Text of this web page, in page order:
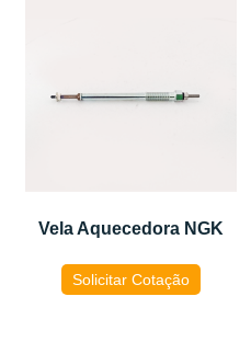
Vela Aquecedora NGK
Solicitar Cotação